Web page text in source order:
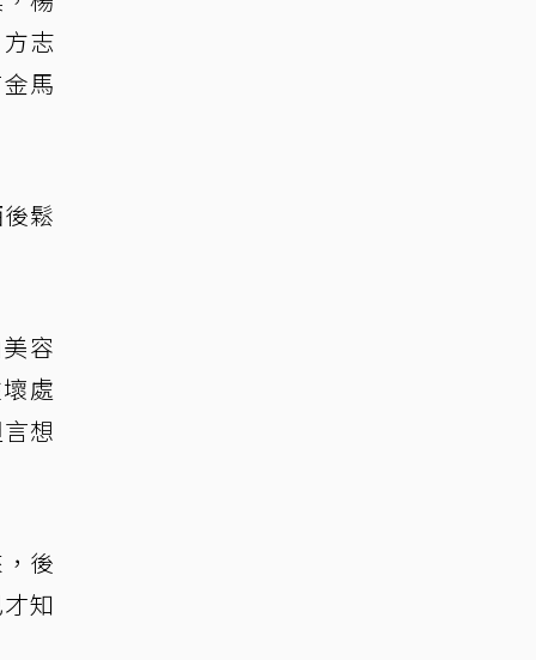
志
馬
鬆
容
處
想
後
知